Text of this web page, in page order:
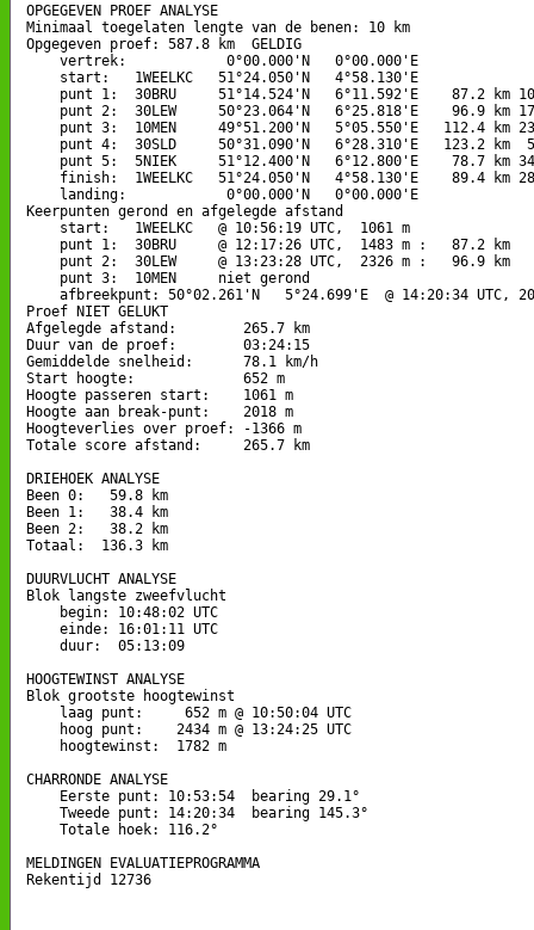
OPGEGEVEN PROEF ANALYSE
Minimaal toegelaten lengte van de benen: 10 km
Opgegeven proef: 587.8 km  GELDIG
    vertrek:            0°00.000'N   0°00.000'E
    start:   1WEELKC   51°24.050'N   4°58.130'E
punt 1:  30BRU     51°14.524'N   6°11.592'E    87.2 km
punt 2:  30LEW     50°23.064'N   6°25.818'E    96.9 km
punt 3:  10MEN     49°51.200'N   5°05.550'E   112.4 km
punt 4:  30SLD     50°31.090'N   6°28.310'E   123.2 km
punt 5:  5NIEK     51°12.400'N   6°12.800'E    78.7 km
finish:  1WEELKC   51°24.050'N   4°58.130'E    89.4 km
    landing:            0°00.000'N   0°00.000'E
Keerpunten gerond en afgelegde afstand
    start:   1WEELKC   @ 10:56:19 UTC,  1061 m
punt 1:  30BRU     @ 12:17:26 UTC,  1483 m :   87.2 km
punt 2:  30LEW     @ 13:23:28 UTC,  2326 m :   96.9 km
    punt 3:  10MEN     niet gerond
afbreekpunt: 50°02.261'N   5°24.699'E  @ 14:20:34 UTC,
Proef NIET GELUKT
Afgelegde afstand:        265.7 km
Duur van de proef:        03:24:15
Gemiddelde snelheid:      78.1 km/h
Start hoogte:             652 m
Hoogte passeren start:    1061 m
Hoogte aan break-punt:    2018 m
Hoogteverlies over proef: -1366 m
Totale score afstand:     265.7 km
DRIEHOEK ANALYSE
Been 0:   59.8 km
Been 1:   38.4 km
Been 2:   38.2 km
Totaal:  136.3 km
DUURVLUCHT ANALYSE
Blok langste zweefvlucht
    begin: 10:48:02 UTC
    einde: 16:01:11 UTC
    duur:  05:13:09
HOOGTEWINST ANALYSE
Blok grootste hoogtewinst
    laag punt:     652 m @ 10:50:04 UTC
    hoog punt:    2434 m @ 13:24:25 UTC
    hoogtewinst:  1782 m
CHARRONDE ANALYSE
    Eerste punt: 10:53:54  bearing 29.1°
    Tweede punt: 14:20:34  bearing 145.3°
    Totale hoek: 116.2°
MELDINGEN EVALUATIEPROGRAMMA
Rekentijd 12736